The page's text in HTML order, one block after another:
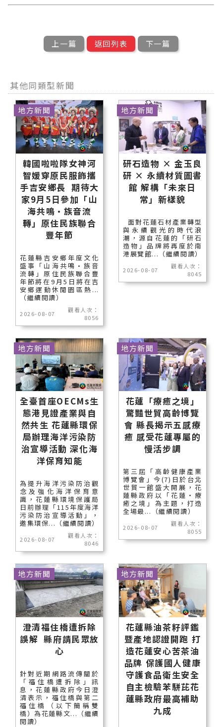
上一篇 返回列表 下一篇
其他同類型新聞
韓國啦啦隊女神河
智媛穿原民服飾攜
手吉安鄉長 期待大
家9月5日參加「山
海共鳴•族音流
轉」原住民族聯合
豐年節
花蓮縣吉安鄉年度文化
盛事「山海共鳴•族音
流轉」原住民族聯合豐
年節將在9月5日將在吉
安鄉運動休閒園區熱...
（繼續閱讀）
2026-08-07
觀看人次：
8056
地方新聞
研石造物 × 金玉良
研 × 永續材質圖書
館 解構「未來日
常」新樣貌
面對花蓮石材產業轉型
與永續觀光的時代浪
潮，源自花蓮的「研石
造物」品牌將再度於南
港展覽館...（繼續閱讀）
2026-08-07
觀看人次：
8045
地方新聞
全臺首座OECMs生
態港見證產業與自
然共生 花蓮縣環保
局辦理海洋污染防
治宣導活動 深化海
洋保育知能
為提升海洋污染防治觀
念及強化海洋保育意
識，花蓮縣環境保護局
日前辦理「115年度海洋
污染防治宣導活動」，
邀集環保...（繼續閱讀）
2026-08-07
觀看人次：
8046
地方新聞
花蓮「療癒之境」
驚豔世貿高齡博覽
會 縣長揭示五感療
癒 感受花蓮專屬的
慢活步調
第三屆「高齡健康產業
博覽會」今(7)日於台北
世貿一館盛大開展，花
蓮縣政府以「花蓮‧療
癒之境」為主題，打造
全場最...（繼續閱讀）
2026-08-07
觀看人次：
8055
地方新聞
澄清福住橋遭拆除
誤解 縣府請民眾放
心
針對近期網路流傳關於
「福住橋遭拆除」訊
息，花蓮縣政府今日澄
清表示，福住橋與第二
福住橋（以下簡稱雙
橋）為花蓮縣文...（繼續
閱讀）
地方新聞
花蓮縣油茶籽評鑑
暨產地認證開跑 打
造花蓮安心苦茶油
品牌 保護國人健康
守護食品衛生安全
自主檢驗苯駢芘花
蓮縣政府最高補助
九成
地方新聞